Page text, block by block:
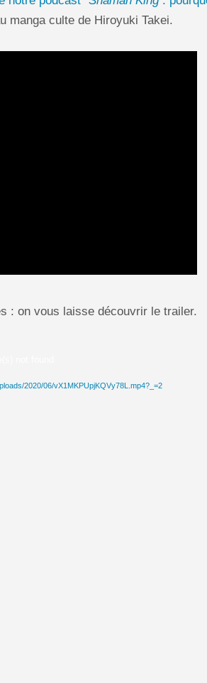
manga culte de Hiroyuki Takei.
: on vous laisse découvrir le trailer.
2020/06/vX1MKPUpjKQVy78L.mp4?_=2